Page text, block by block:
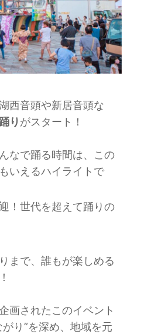
西音頭や新居音頭な
りがスタート！
なで踊る時間は、この
いえるハイライトで
！世代を超えて踊りの
まで、誰もが楽しめる
画されたこのイベント
り”を深め、地域を元